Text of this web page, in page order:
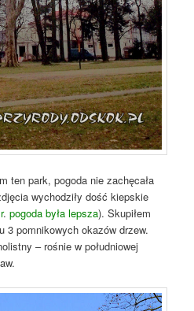
ten park, pogoda nie zachęcała
wychodziły dość kiepskie
.pogoda była lepsza). Skupiłem
3 pomnikowych okazów drzew.
– rośnie w południowej